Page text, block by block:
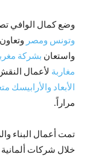
وضع كمال الوافي
وتونس ومصر
واستعان بشركة
مغاربة لأعمال
الأبعاد والأرابيسك
مراراً.
تمت أعمال البناء
خلال شركات